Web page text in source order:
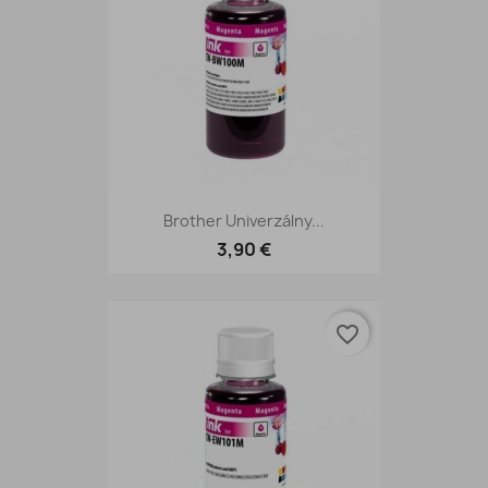
Brother Univerzálny...
3,90 €
favorite_border